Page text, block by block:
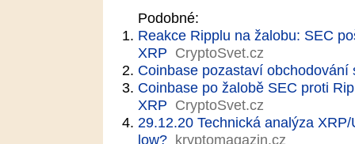
Podobné:
Reakce Ripplu na žalobu: SEC
XRP CryptoSvet.cz
Coinbase pozastaví obchodování
Coinbase po žalobě SEC proti
XRP CryptoSvet.cz
29.12.20 Technická analýza
low? kryptomagazin.cz